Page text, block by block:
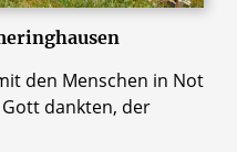
den Menschen in Not
dankten, der